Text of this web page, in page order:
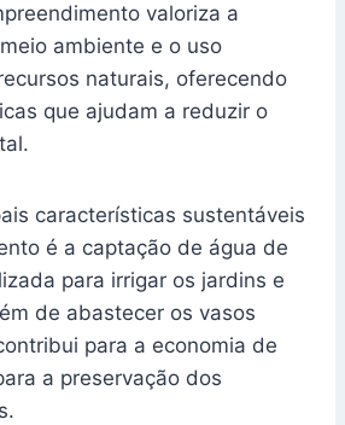
valoriza a
ambiente e o uso
naturais, oferecendo
que ajudam a reduzir o
características sustentáveis
é a captação de água de
para irrigar os jardins e
de abastecer os vasos
para a economia de
a preservação dos